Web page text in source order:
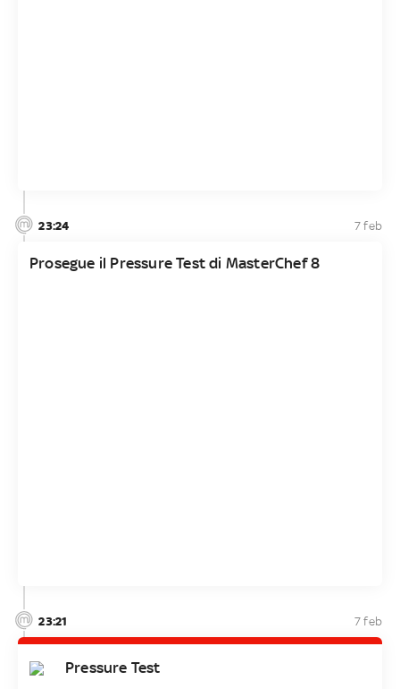
23:24 7 feb
Prosegue il Pressure Test di MasterChef 8
23:21 7 feb
Pressure Test